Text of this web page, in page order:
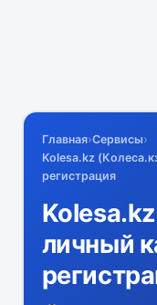
Главная›Сервисы›
Kolesa.kz
регистрация
личный